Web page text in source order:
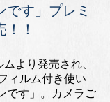
です」プレミ
！
より発売され、
ィルム付き使い
です」。カメラご